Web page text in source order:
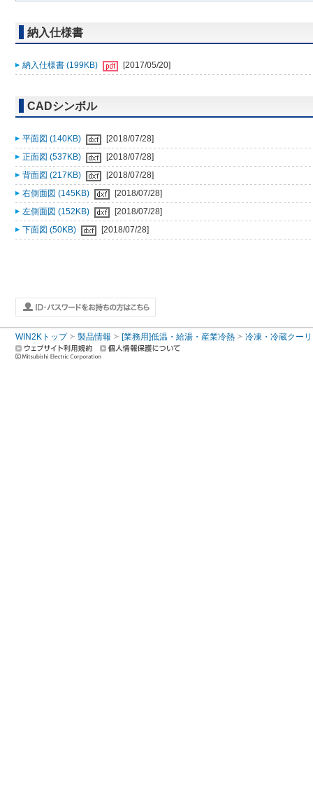
納入仕様書
納入仕様書 (199KB) [2017/05/20]
CADシンボル
平面図 (140KB)
[2018/07/28]
正面図 (537KB)
[2018/07/28]
背面図 (217KB)
[2018/07/28]
右側面図 (145KB)
[2018/07/28]
左側面図 (152KB)
[2018/07/28]
下面図 (50KB)
[2018/07/28]
WIN2Kトップ 製品情報 [業務用]低温・給湯・産業冷熱 冷凍・冷蔵クー